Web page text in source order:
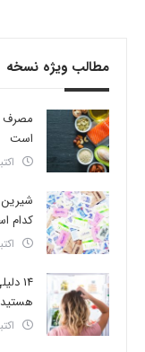
مطالب ویژه نسخه
است
اکتبر 26,
کدام
اکتبر 25,
14
هستید
اکتبر 24,